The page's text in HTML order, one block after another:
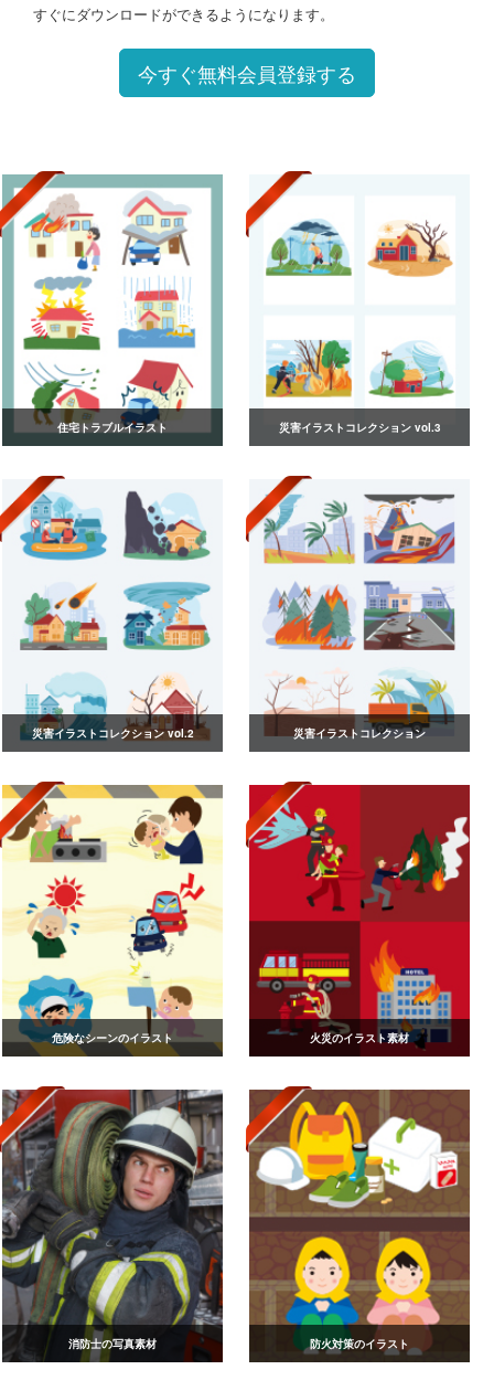
すぐにダウンロードができるようになります。
今すぐ無料会員登録する
住宅トラブルイラスト 災害イラストコレクション vol.3
災害イラストコレクション vol.2 災害イラストコレクション
危険なシーンのイラスト 火災のイラスト素材
消防士の写真素材 防火対策のイラスト